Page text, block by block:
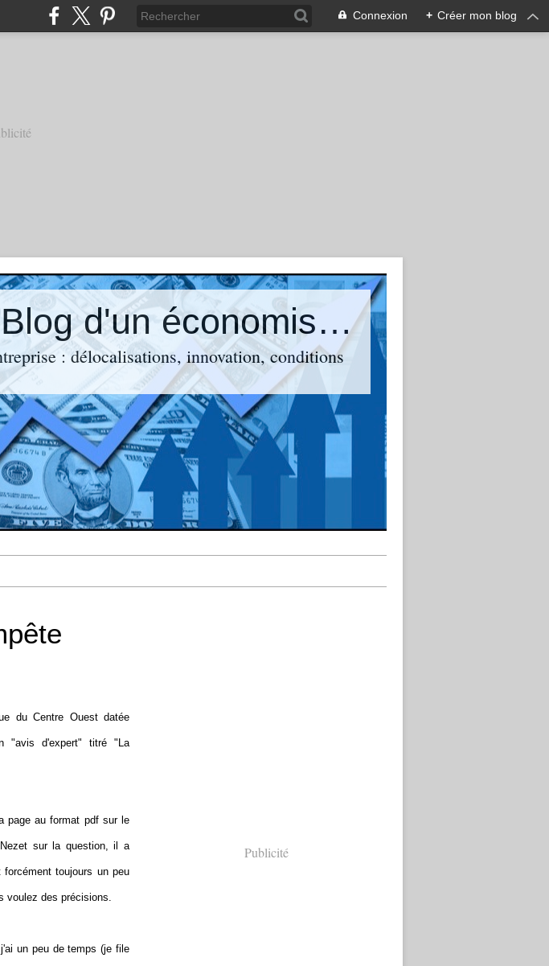
Connexion + Créer mon blog
Olivier Bouba-Olga : Blog d'un économiste qui suit et commente l'actualité
: délocalisations, innovation, conditions
du Centre Ouest datée
"avis d'expert" titré "La
page au format pdf sur le
sur la question, il a
toujours un peu
voulez des précisions.
un peu de temps (je file
Publicité